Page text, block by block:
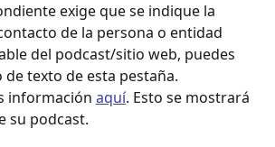
exige que se indique la
de la persona o entidad
del podcast/sitio web, puedes
texto de esta pestaña.
información aquí. Esto se mostrará
su podcast.